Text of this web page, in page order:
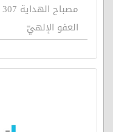
العفو الإلهيّ